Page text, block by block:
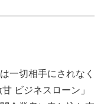
一切相手にされなく
ビジネスローン」